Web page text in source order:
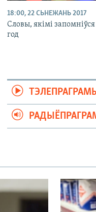
18:00, 22 СЬНЕЖАНЬ 2017
Словы, якімі
год